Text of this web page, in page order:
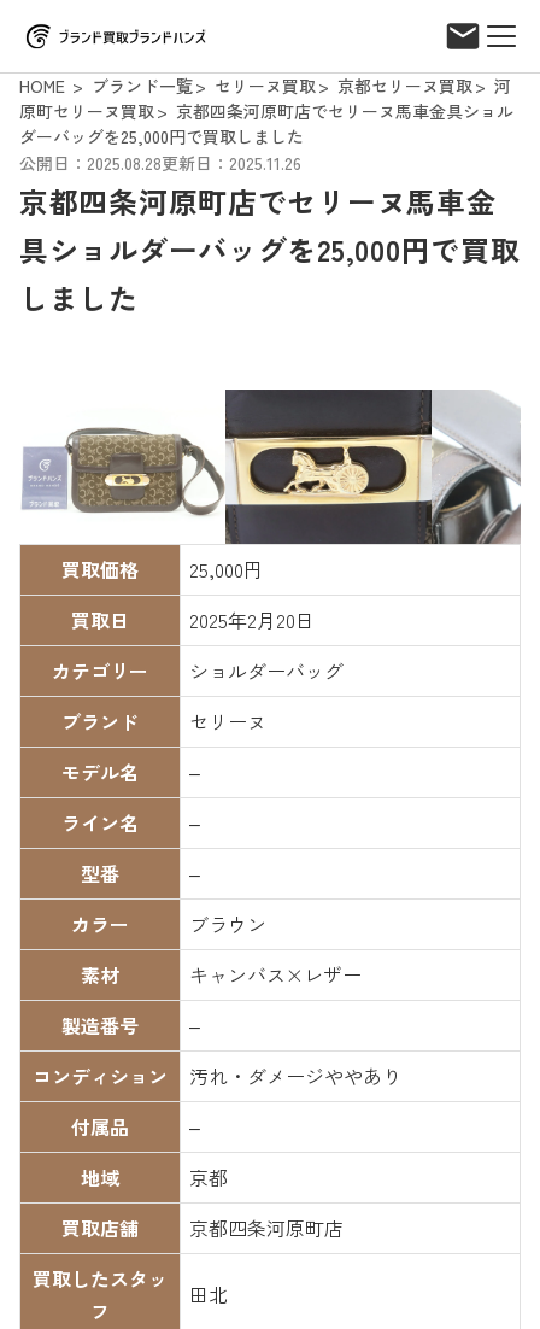
HOME ブランド一覧 セリーヌ買取 京都セリーヌ買取
河
原町セリーヌ買取
京都四条河原町店でセリーヌ馬車金具ショル
ダーバッグを25,000円で買取しました
公開日：2025.08.28更新日：2025.11.26
京都四条河原町店でセリーヌ馬車金
具ショルダーバッグを25,000円で買取
しました
買取価格
25,000円
買取日
2025年2月20日
カテゴリー
ショルダーバッグ
ブランド
セリーヌ
モデル名
–
ライン名
–
型番
–
カラー
ブラウン
素材
キャンバス×レザー
製造番号
–
コンディション
汚れ・ダメージややあり
付属品
–
地域
京都
買取店舗
京都四条河原町店
買取したスタッ
フ
田北